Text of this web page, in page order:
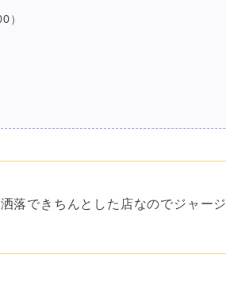
）
落できちんとした店なのでジャージ